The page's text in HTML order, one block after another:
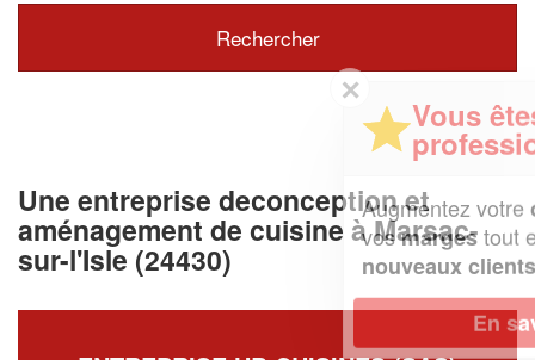
Une entreprise deconception et
aménagement de cuisine à Marsac-
sur-l'Isle (24430)
Vous êtes un
professionnel ?
Augmentez votrechiffre d'affaireset
vosmargestout en gagnant de
nouveaux clients